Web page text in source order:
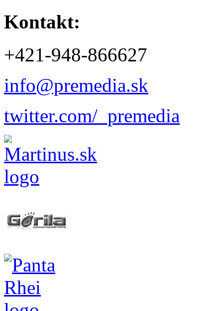
Kontakt:
+421-948-866627
info@premedia.sk
twitter.com/_premedia